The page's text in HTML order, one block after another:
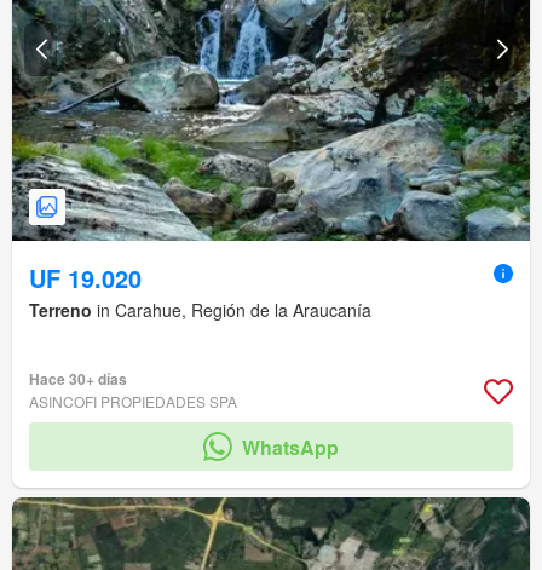
UF 19.020
Terreno in Carahue, Región de la Araucanía
Hace 30+ días
ASINCOFI PROPIEDADES SPA
WhatsApp